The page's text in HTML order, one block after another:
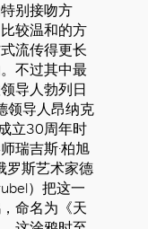
别接吻方
较温和的方
流传得更长
不过其中最
导人勃列日
领导人昂纳克
立30周年时
瑞吉斯·柏旭
罗斯艺术家德
）把这一
命名为《天